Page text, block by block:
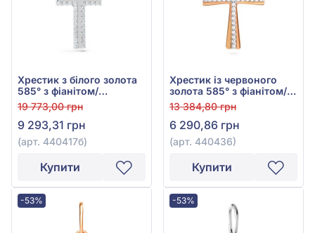
Хрестик з білого золота
585° з фіанітом/
куб.цирконієм, арт.
440417б
19 773,00 грн
9 293,31 грн
(арт. 440417б)
Купити
Хрестик із червоного
золота 585° з фіанітом/
куб.цирконієм, арт.
440436
13 384,80 грн
6 290,86 грн
(арт. 440436)
Купити
-53% -53%